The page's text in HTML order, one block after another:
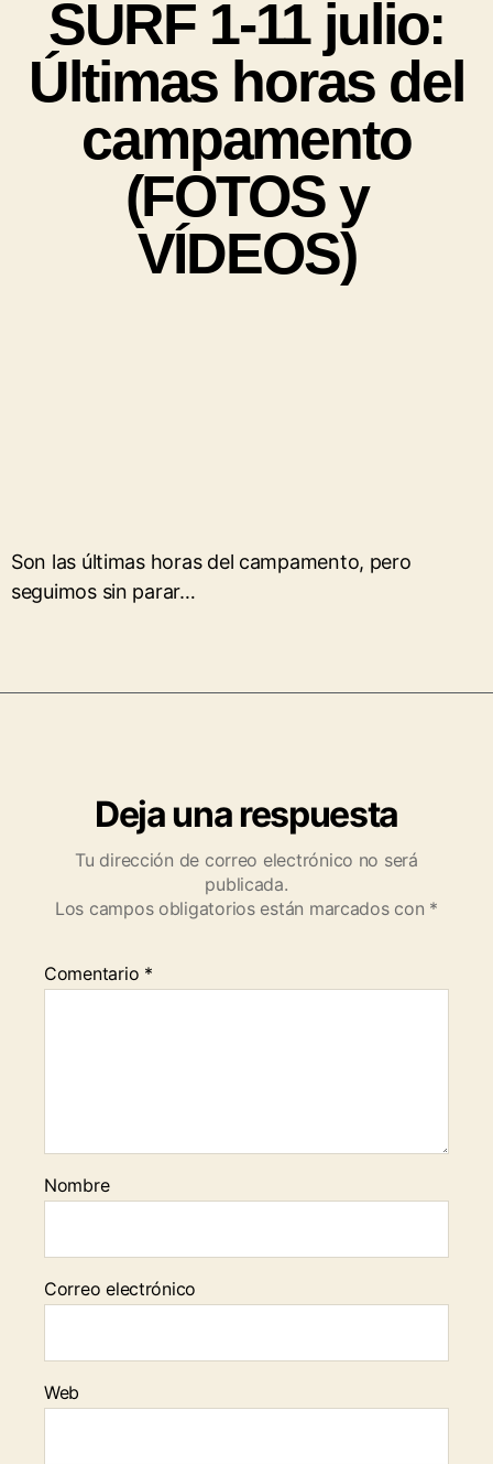
SURF 1-11 julio:
Últimas horas del
campamento
(FOTOS y
VÍDEOS)
Son las últimas horas del campamento, pero
seguimos sin parar…
Deja una respuesta
Tu dirección de correo electrónico no será
publicada.
Los campos obligatorios están marcados con *
Comentario *
Nombre
Correo electrónico
Web